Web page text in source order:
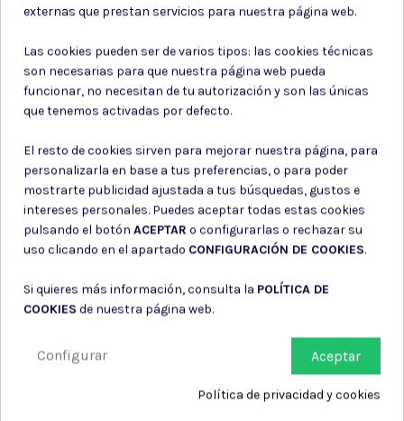
Puede darse de baja en cualquier momento. Para ello, consulte nuestra
información de contacto en el aviso legal.
Consiento el uso de mis datos para los fines indicados en la
Consiento el uso de mis datos personales para recibir publicidad
de su entidad.
externas que prestan servicios para nuestra página web.
Las cookies pueden ser de varios tipos: las cookies técnicas
son necesarias para que nuestra página web pueda
funcionar, no necesitan de tu autorización y son las únicas
que tenemos activadas por defecto.
El resto de cookies sirven para mejorar nuestra página, para
personalizarla en base a tus preferencias, o para poder
mostrarte publicidad ajustada a tus búsquedas, gustos e
intereses personales. Puedes aceptar todas estas cookies
pulsando el botón ACEPTAR o configurarlas o rechazar su
uso clicando en el apartado CONFIGURACIÓN DE COOKIES.
Si quieres más información, consulta la POLÍTICA DE
COOKIES de nuestra página web.
Aceptar
Configurar
Política de privacidad y cookies